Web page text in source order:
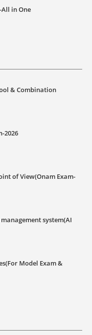
All in One
& Combination
2026
of View(Onam Exam-
system(AI
Model Exam &